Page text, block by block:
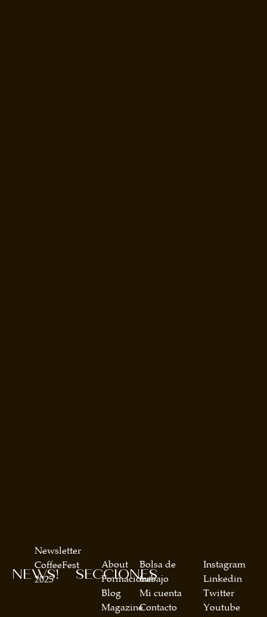
SECCIONES
About
Formaciones
Blog
Magazine
Bolsa de
trabajo
Mi cuenta
Contacto
NEWS!
Newsletter
CoffeeFest
2025
Instagram
Linkedin
Twitter
Youtube